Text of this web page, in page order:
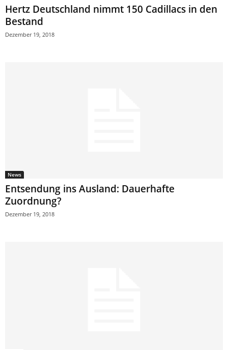
Hertz Deutschland nimmt 150 Cadillacs in den
Bestand
Dezember 19, 2018
News
Entsendung ins Ausland: Dauerhafte
Zuordnung?
Dezember 19, 2018